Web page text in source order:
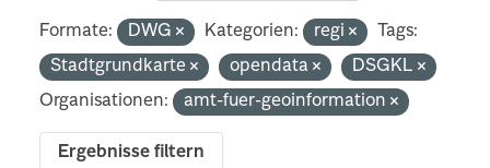
Formate: DWG Kategorien: regi
Tags:
Stadtgrundkarte
opendata
DSGKL
Organisationen:
amt-fuer-geoinformation
Ergebnisse filtern